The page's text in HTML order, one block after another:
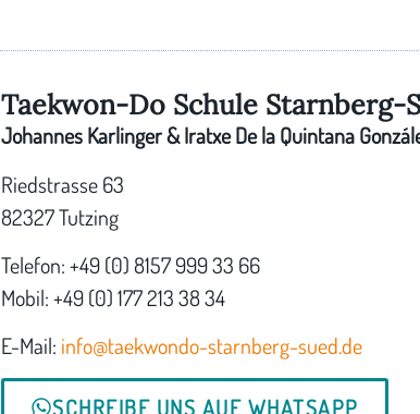
Taekwon-Do Schule Starnberg-
Johannes Karlinger & Iratxe De la Quintana
Riedstrasse 63
82327 Tutzing
Telefon: +49 (0) 8157 999 33 66
Mobil: +49 (0) 177 213 38 34
E-Mail: info@taekwondo-starnberg-sued.de
SCHREIBE UNS AUF WHATSAPP